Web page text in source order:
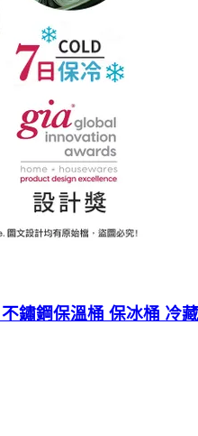
鏽鋼保溫桶 保冰桶 冷